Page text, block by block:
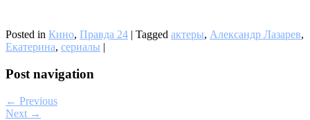
Posted in Кино, Правда 24 | Tagged актеры, Александр Лазарев,
Екатерина, сериалы |
Post navigation
← Previous
Next →